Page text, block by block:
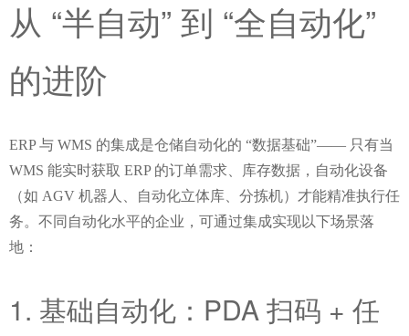
从 “半自动” 到 “全自动化”
的进阶
ERP 与 WMS 的集成是仓储自动化的 “数据基础”—— 只有当
WMS 能实时获取 ERP 的订单需求、库存数据，自动化设备
（如 AGV 机器人、自动化立体库、分拣机）才能精准执行任
务。不同自动化水平的企业，可通过集成实现以下场景落
地：
1. 基础自动化：PDA 扫码 + 任